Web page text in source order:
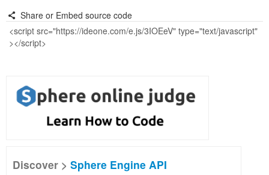
Share or Embed source code
Discover > Sphere Engine API